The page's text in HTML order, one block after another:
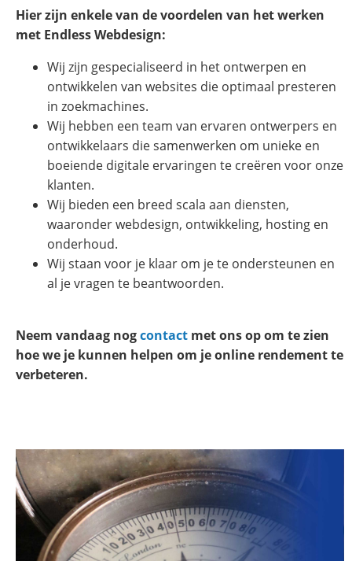
Hier zijn enkele van de voordelen van het werken
met Endless Webdesign:
Wij zijn gespecialiseerd in het ontwerpen en
ontwikkelen van websites die optimaal presteren
in zoekmachines.
Wij hebben een team van ervaren ontwerpers en
ontwikkelaars die samenwerken om unieke en
boeiende digitale ervaringen te creëren voor onze
klanten.
Wij bieden een breed scala aan diensten,
waaronder webdesign, ontwikkeling, hosting en
onderhoud.
Wij staan voor je klaar om je te ondersteunen en
al je vragen te beantwoorden.
Neem vandaag nogcontact met ons op om te zien
hoe we je kunnen helpen om je online rendement te
verbeteren.